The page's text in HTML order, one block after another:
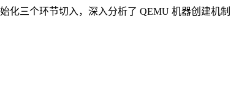
化三个环节切入，深入分析了 QEMU 机器创建机制